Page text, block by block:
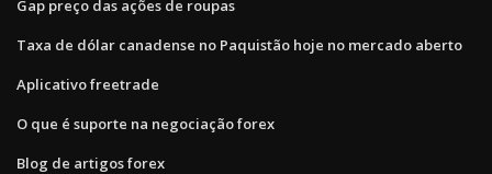
Gap preço das ações de roupas
Taxa de dólar canadense no Paquistão hoje no mercado aberto
Aplicativo freetrade
O que é suporte na negociação forex
Blog de artigos forex